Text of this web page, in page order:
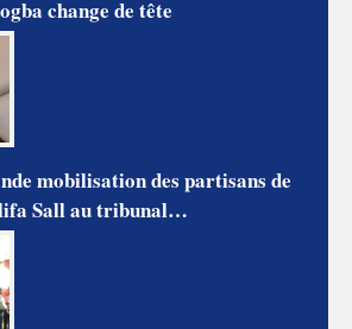
change de tête
mobilisation des partisans de
Sall au tribunal…